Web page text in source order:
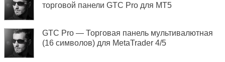
торговой панели GTC Pro для MT5
GTC Pro — Торговая панель мультивалютная
(16 символов) для MetaTrader 4/5